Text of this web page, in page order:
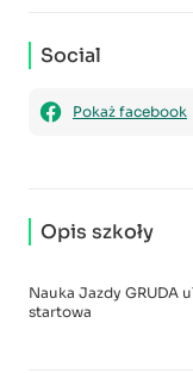
Social
Pokaż facebook
Opis szkoły
Nauka Jazdy GRUDA
startowa